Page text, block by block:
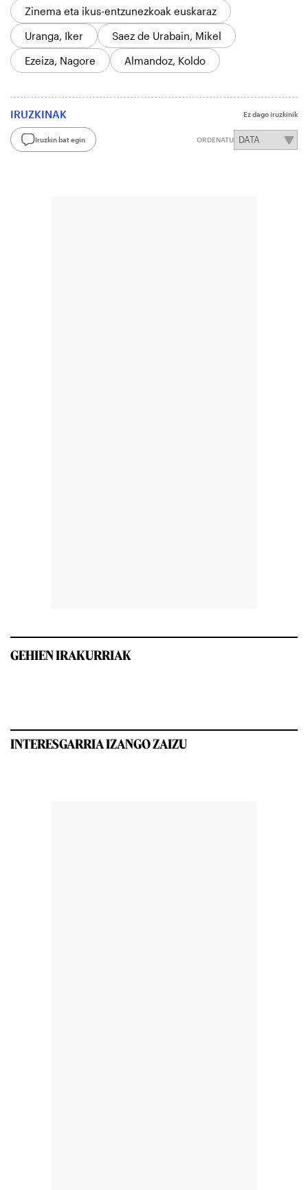
Zinema eta ikus-entzunezkoak euskaraz
Uranga, Iker
Saez de Urabain, Mikel
Ezeiza, Nagore
Almandoz, Koldo
IRUZKINAK Ez dago iruzkinik
Iruzkin bat egin ORDENATU
GEHIEN IRAKURRIAK
INTERESGARRIA IZANGO ZAIZU